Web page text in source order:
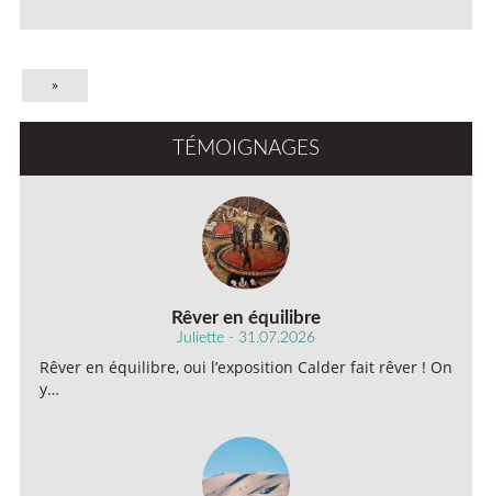
»
TÉMOIGNAGES
Rêver en équilibre
Juliette - 31.07.2026
Rêver en équilibre, oui l’exposition Calder fait rêver ! On
y…